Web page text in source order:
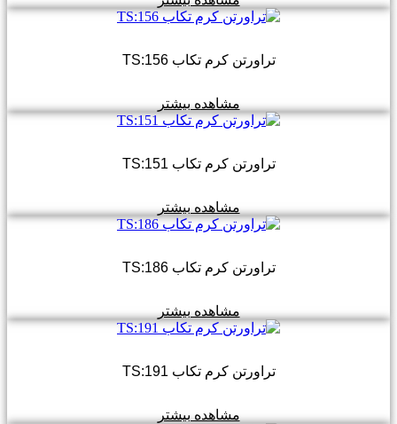
تراورتن کرم تکاب TS:156
مشاهده بیشتر
تراورتن کرم تکاب TS:151
مشاهده بیشتر
تراورتن کرم تکاب TS:186
مشاهده بیشتر
تراورتن کرم تکاب TS:191
مشاهده بیشتر